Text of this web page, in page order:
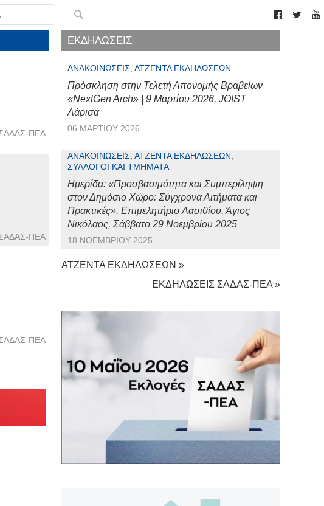
ΠΕΑ
ΠΕΑ
ΠΕΑ
ΕΚΔΗΛΩΣΕΙΣ
ΑΝΑΚΟΙΝΏΣΕΙΣ, ΑΤΖΈΝΤΑ ΕΚΔΗΛΏΣΕΩΝ
Πρόσκληση στην Τελετή Απονομής Βραβείων
«NextGen Arch» | 9 Μαρτίου 2026, JOIST
Λάρισα
06 ΜΑΡΤΊΟΥ 2026
ΑΝΑΚΟΙΝΏΣΕΙΣ, ΑΤΖΈΝΤΑ ΕΚΔΗΛΏΣΕΩΝ,
ΣΎΛΛΟΓΟΙ ΚΑΙ ΤΜΉΜΑΤΑ
Ημερίδα: «Προσβασιμότητα και Συμπερίληψη
στον Δημόσιο Χώρο: Σύγχρονα Αιτήματα και
Πρακτικές», Επιμελητήριο Λασιθίου, Άγιος
Νικόλαος, Σάββατο 29 Νοεμβρίου 2025
18 ΝΟΕΜΒΡΊΟΥ 2025
ΑΤΖΕΝΤΑ ΕΚΔΗΛΩΣΕΩΝ »
ΕΚΔΗΛΩΣΕΙΣ ΣΑΔΑΣ-ΠΕΑ »